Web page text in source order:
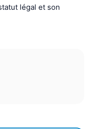
légal et son